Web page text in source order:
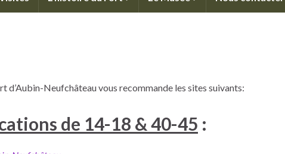
d’Aubin-Neufchâteau vous recommande les sites suivants:
de 14-18 & 40-45 :